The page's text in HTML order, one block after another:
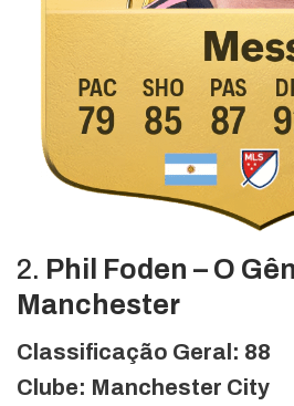
2. Phil Foden – O
Manchester
Classificação Geral: 88
Clube: Manchester City